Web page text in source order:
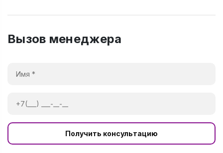
Вызов менеджера
Получить консультацию